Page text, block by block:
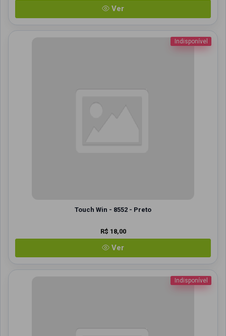
Ver
Indisponível
Touch Win - 8552 - Preto
R$ 18,00
Ver
Indisponível